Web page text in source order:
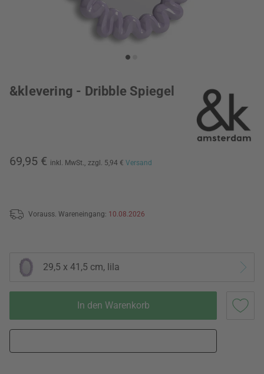
&klevering - Dribble Spiegel
69,95 € inkl. MwSt., zzgl. 5,94 € Versand
Vorauss. Wareneingang: 10.08.2026
29,5 x 41,5 cm, lila
In den Warenkorb